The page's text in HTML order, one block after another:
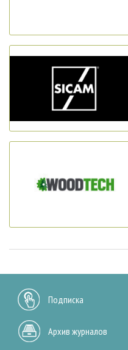
Подписка
Архив журналов